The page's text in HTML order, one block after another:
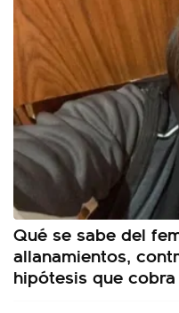
Qué se sabe del
allanamientos,
hipótesis que